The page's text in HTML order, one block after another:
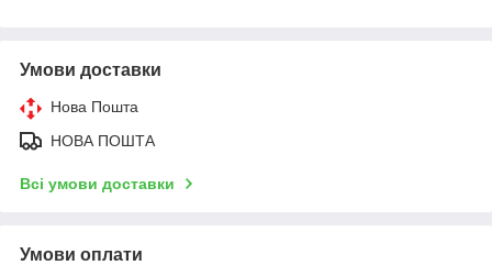
Умови доставки
Нова Пошта
НОВА ПОШТА
Всі умови доставки
Умови оплати